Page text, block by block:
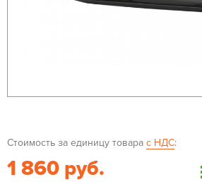
Стоимость за единицу товара с НДС:
1 860 руб.